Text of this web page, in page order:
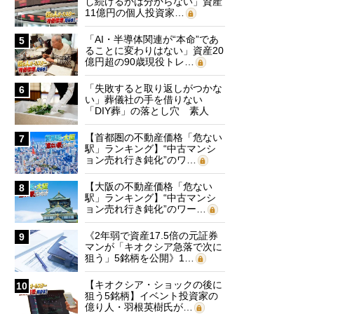
11億円の個人投資家…
5
「AI・半導体関連が“本命”であ
ることに変わりはない」資産20
億円超の90歳現役トレ…
6
「失敗すると取り返しがつかな
い」葬儀社の手を借りない
「DIY葬」の落とし穴 素人
に…
7
【首都圏の不動産価格「危ない
駅」ランキング】“中古マンシ
ョン売れ行き鈍化”のワ…
8
【大阪の不動産価格「危ない
駅」ランキング】“中古マンシ
ョン売れ行き鈍化”のワー…
9
《2年弱で資産17.5倍の元証券
マンが「キオクシア急落で次に
狙う」5銘柄を公開》1…
10
【キオクシア・ショックの後に
狙う5銘柄】イベント投資家の
億り人・羽根英樹氏が…